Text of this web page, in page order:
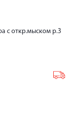
с откр.мыском р.3